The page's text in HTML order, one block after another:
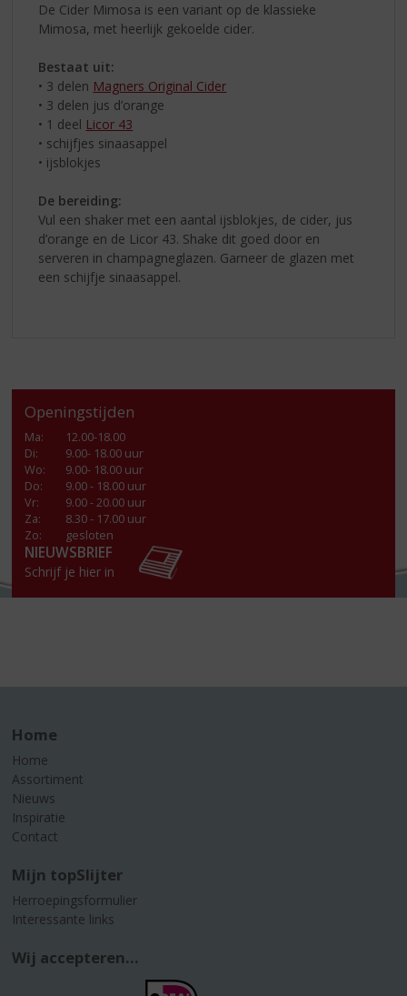
De Cider Mimosa is een variant op de klassieke
Mimosa, met heerlijk gekoelde cider.
Bestaat uit:
• 3 delen Magners Original Cider
• 3 delen jus d’orange
• 1 deel Licor 43
• schijfjes sinaasappel
• ijsblokjes
De bereiding:
Vul een shaker met een aantal ijsblokjes, de cider, jus
d’orange en de Licor 43. Shake dit goed door en
serveren in champagneglazen. Garneer de glazen met
een schijfje sinaasappel.
Openingstijden
Ma:
12.00-18.00
Di:
9.00- 18.00 uur
Wo:
9.00- 18.00 uur
Do:
9.00 - 18.00 uur
Vr:
9.00 - 20.00 uur
Za:
8.30 - 17.00 uur
Zo:
gesloten
NIEUWSBRIEF
Schrijf je hier in
Home
Home
Assortiment
Nieuws
Inspiratie
Contact
Mijn topSlijter
Herroepingsformulier
Interessante links
Wij accepteren...